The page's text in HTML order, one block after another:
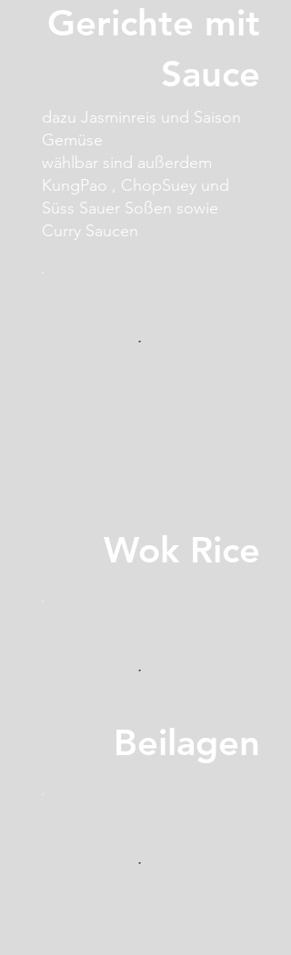
Gerichte mit
Sauce
dazu Jasminreis und Saison
Gemüse
wählbar sind außerdem
KungPao , ChopSuey und
Süss Sauer Soßen sowie
Curry Saucen
Wok Rice
Beilagen